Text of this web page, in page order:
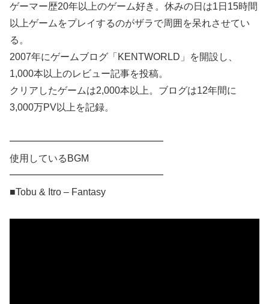
ゲーマー歴20年以上のゲーム好き。休みの日は1日15時間
以上ゲームをプレイするのがザラで周囲を呆れさせてい
る。
2007年にゲームブログ「KENTWORLD」を開設し、
1,000本以上のレビュー記事を投稿。
クリアしたゲームは2,000本以上。ブログは12年間に
3,000万PV以上を記録。
━━━━━━━━━━━━━━━━
使用しているBGM
━━━━━━━━━━━━━━━━
■Tobu & Itro – Fantasy